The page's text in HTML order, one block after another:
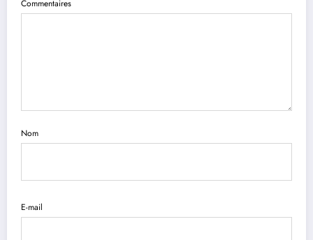
Commentaires
Nom
E-mail